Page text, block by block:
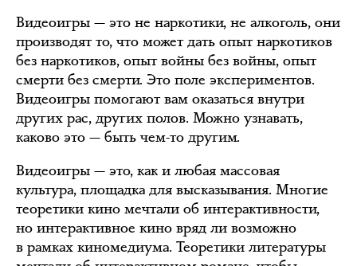
Видеоигры — это не наркотики, не алкоголь, они
производят то, что может дать опыт наркотиков
без наркотиков, опыт войны без войны, опыт
смерти без смерти. Это поле экспериментов.
Видеоигры помогают вам оказаться внутри
других рас, других полов. Можно узнавать,
каково это — быть чем-то другим.
Видеоигры — это, как и любая массовая
культура, площадка для высказывания. Многие
теоретики кино мечтали об интерактивности,
но интерактивное кино вряд ли возможно
в рамках киномедиума. Теоретики литературы